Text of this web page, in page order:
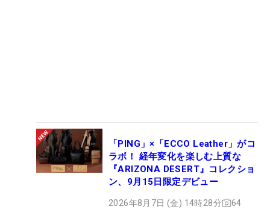
「PING」×「ECCO Leather」がコ
ラボ！ 経年変化を楽しむ上質な
『ARIZONA DESERT』コレクショ
ン、9月15日限定デビュー
2026年8月7日 (金) 14時28分 64